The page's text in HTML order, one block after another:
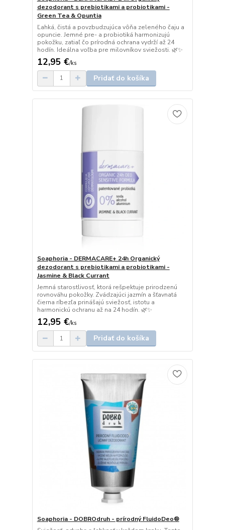
dezodorant s prebiotikami a probiotikami -
Green Tea & Opuntia
Ľahká, čistá a povzbudzujúca vôňa zeleného čaju a
opuncie. Jemné pre- a probiotiká harmonizujú
pokožku, zatiaľ čo prírodná ochrana vydrží až 24
hodín. Ideálna voľba pre milovníkov sviežosti. 🌿✨
12,95 €/ks
Pridať do košíka
Soaphoria - DERMACARE+ 24h Organický
dezodorant s prebiotikami a probiotikami -
Jasmine & Black Currant
Jemná starostlivosť, ktorá rešpektuje prirodzenú
rovnováhu pokožky. Zvádzajúci jazmín a šťavnatá
čierna ríbezľa prinášajú sviežosť, istotu a
harmonickú ochranu až na 24 hodín. 🌿✨
12,95 €/ks
Pridať do košíka
Soaphoria - DOBROdruh - prírodný FluidoDeo®